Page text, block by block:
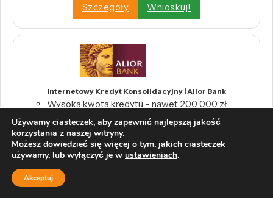
Szczegóły
Wnioskuj!
Internetowy Kredyt Konsolidacyjny | Alior Bank
Wysoka kwota kredytu – nawet 200 000 zł
Długi okres spłaty – do 10 lat
Szczegóły
Wnioskuj!
Używamy ciasteczek, aby zapewnić najlepszą jakość
korzystania z naszej witryny.
Możesz dowiedzieć się więcej o tym, jakich ciasteczek
używamy, lub wyłączyć je w ustawieniach.
Akceptuj